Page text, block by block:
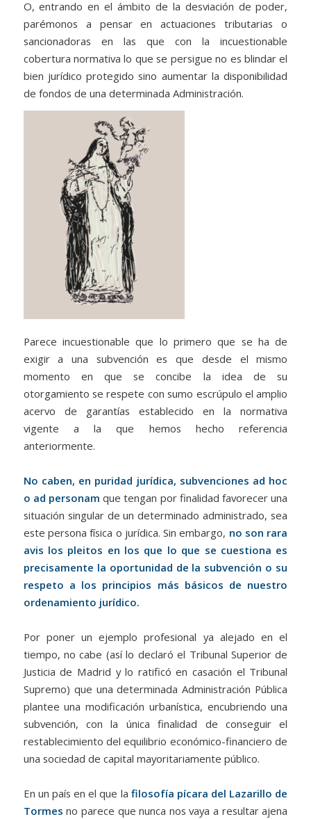
O, entrando en el ámbito de la desviación de poder,
parémonos a pensar en actuaciones tributarias o
sancionadoras en las que con la incuestionable
cobertura normativa lo que se persigue no es blindar el
bien jurídico protegido sino aumentar la disponibilidad
de fondos de una determinada Administración.
Parece incuestionable que lo primero que se ha de
exigir a una subvención es que desde el mismo
momento en que se concibe la idea de su
otorgamiento se respete con sumo escrúpulo el amplio
acervo de garantías establecido en la normativa
vigente a la que hemos hecho referencia
anteriormente.
No caben, en puridad jurídica, subvenciones ad hoc
o ad personam que tengan por finalidad favorecer una
situación singular de un determinado administrado, sea
este persona física o jurídica. Sin embargo, no son rara
avis los pleitos en los que lo que se cuestiona es
precisamente la oportunidad de la subvención o su
respeto a los principios más básicos de nuestro
ordenamiento jurídico.
Por poner un ejemplo profesional ya alejado en el
tiempo, no cabe (así lo declaró el Tribunal Superior de
Justicia de Madrid y lo ratificó en casación el Tribunal
Supremo) que una determinada Administración Pública
plantee una modificación urbanística, encubriendo una
subvención, con la única finalidad de conseguir el
restablecimiento del equilibrio económico-financiero de
una sociedad de capital mayoritariamente público.
En un país en el que la filosofía pícara del Lazarillo de
Tormes no parece que nunca nos vaya a resultar ajena